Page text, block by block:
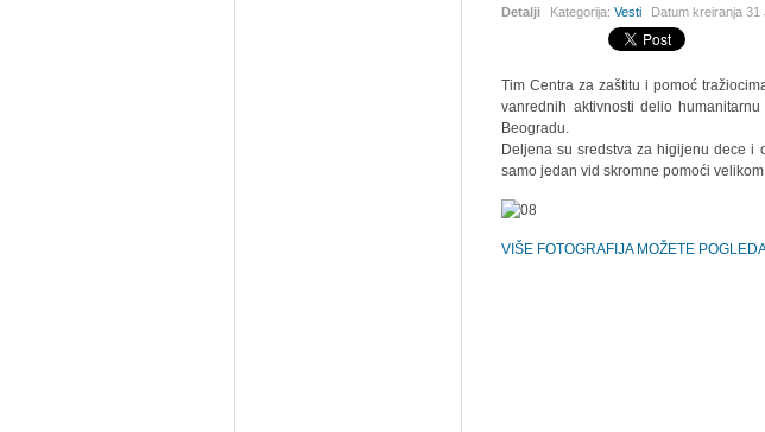
Detalji Kategorija:Vesti Datum kreiranja31
Tim Centra za zaštitu i pomoć
vanrednih aktivnosti delio
Beogradu.
Deljena su sredstva za higijenu dece i
samo jedan vid skromne pomoći
VIŠE FOTOGRAFIJA MOŽETE